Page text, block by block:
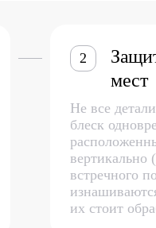
2
мест
Не все
блеск
вертикально
встречного
их стоит